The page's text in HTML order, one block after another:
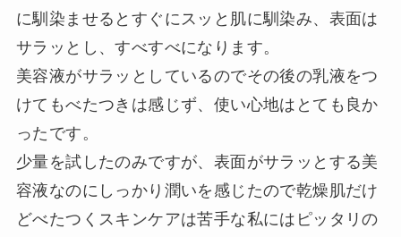
に馴染ませるとすぐにスッと肌に馴染み、表面は
サラッとし、すべすべになります。
美容液がサラッとしているのでその後の乳液をつ
けてもべたつきは感じず、使い心地はとても良か
ったです。
少量を試したのみですが、表面がサラッとする美
容液なのにしっかり潤いを感じたので乾燥肌だけ
どべたつくスキンケアは苦手な私にはピッタリの